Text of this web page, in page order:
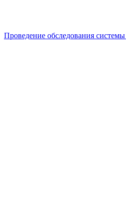
Проведение обследования